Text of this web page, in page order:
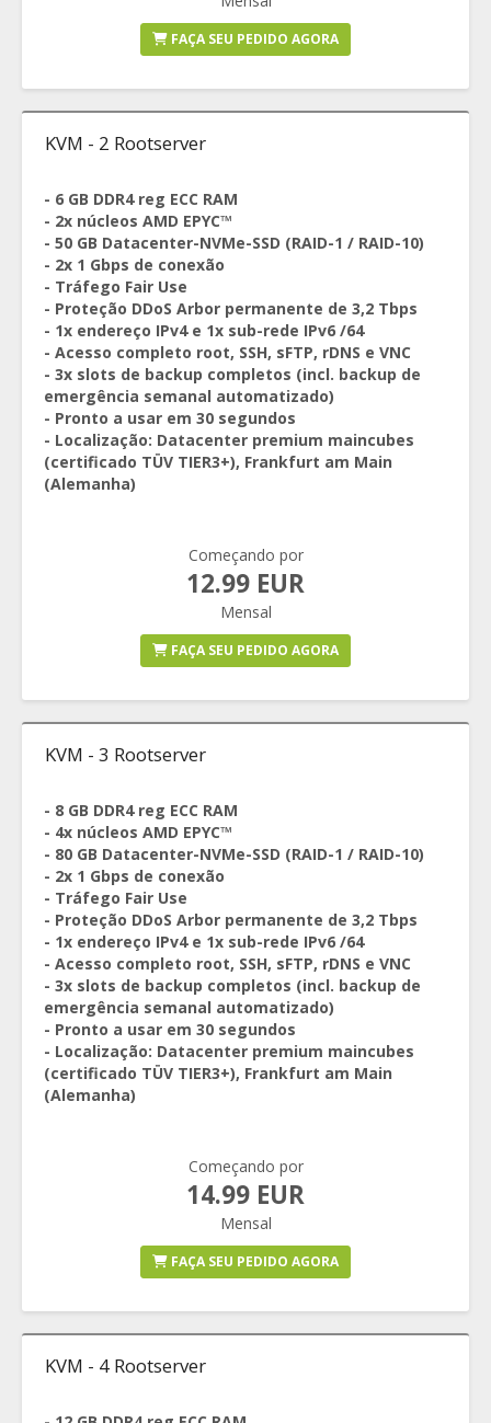
FAÇA SEU PEDIDO AGORA
KVM - 2 Rootserver
- 6 GB DDR4 reg ECC RAM
- 2x núcleos AMD EPYC™
- 50 GB Datacenter-NVMe-SSD (RAID-1 / RAID-10)
- 2x 1 Gbps de conexão
- Tráfego Fair Use
- Proteção DDoS Arbor permanente de 3,2 Tbps
- 1x endereço IPv4 e 1x sub-rede IPv6 /64
- Acesso completo root, SSH, sFTP, rDNS e VNC
- 3x slots de backup completos (incl. backup de
emergência semanal automatizado)
- Pronto a usar em 30 segundos
- Localização: Datacenter premium maincubes
(certificado TÜV TIER3+), Frankfurt am Main
(Alemanha)
Começando por
12.99 EUR
Mensal
FAÇA SEU PEDIDO AGORA
KVM - 3 Rootserver
- 8 GB DDR4 reg ECC RAM
- 4x núcleos AMD EPYC™
- 80 GB Datacenter-NVMe-SSD (RAID-1 / RAID-10)
- 2x 1 Gbps de conexão
- Tráfego Fair Use
- Proteção DDoS Arbor permanente de 3,2 Tbps
- 1x endereço IPv4 e 1x sub-rede IPv6 /64
- Acesso completo root, SSH, sFTP, rDNS e VNC
- 3x slots de backup completos (incl. backup de
emergência semanal automatizado)
- Pronto a usar em 30 segundos
- Localização: Datacenter premium maincubes
(certificado TÜV TIER3+), Frankfurt am Main
(Alemanha)
Começando por
14.99 EUR
Mensal
FAÇA SEU PEDIDO AGORA
KVM - 4 Rootserver